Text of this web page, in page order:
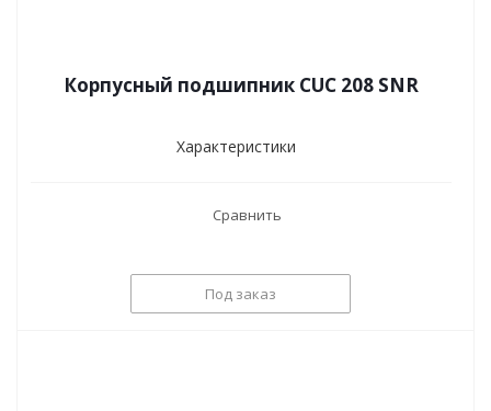
Корпусный подшипник CUC 208 SNR
Характеристики
Сравнить
Под заказ